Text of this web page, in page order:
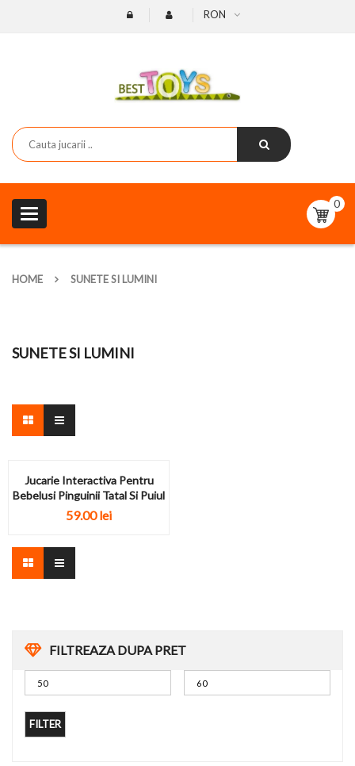
RON
Toggle
navigation
0
HOME SUNETE SI LUMINI
FILTREAZA DUPA PRET
FILTER
SUNETE SI LUMINI
Jucarie Interactiva Pentru
Bebelusi Pinguinii Tatal Si Puiul
59.00lei